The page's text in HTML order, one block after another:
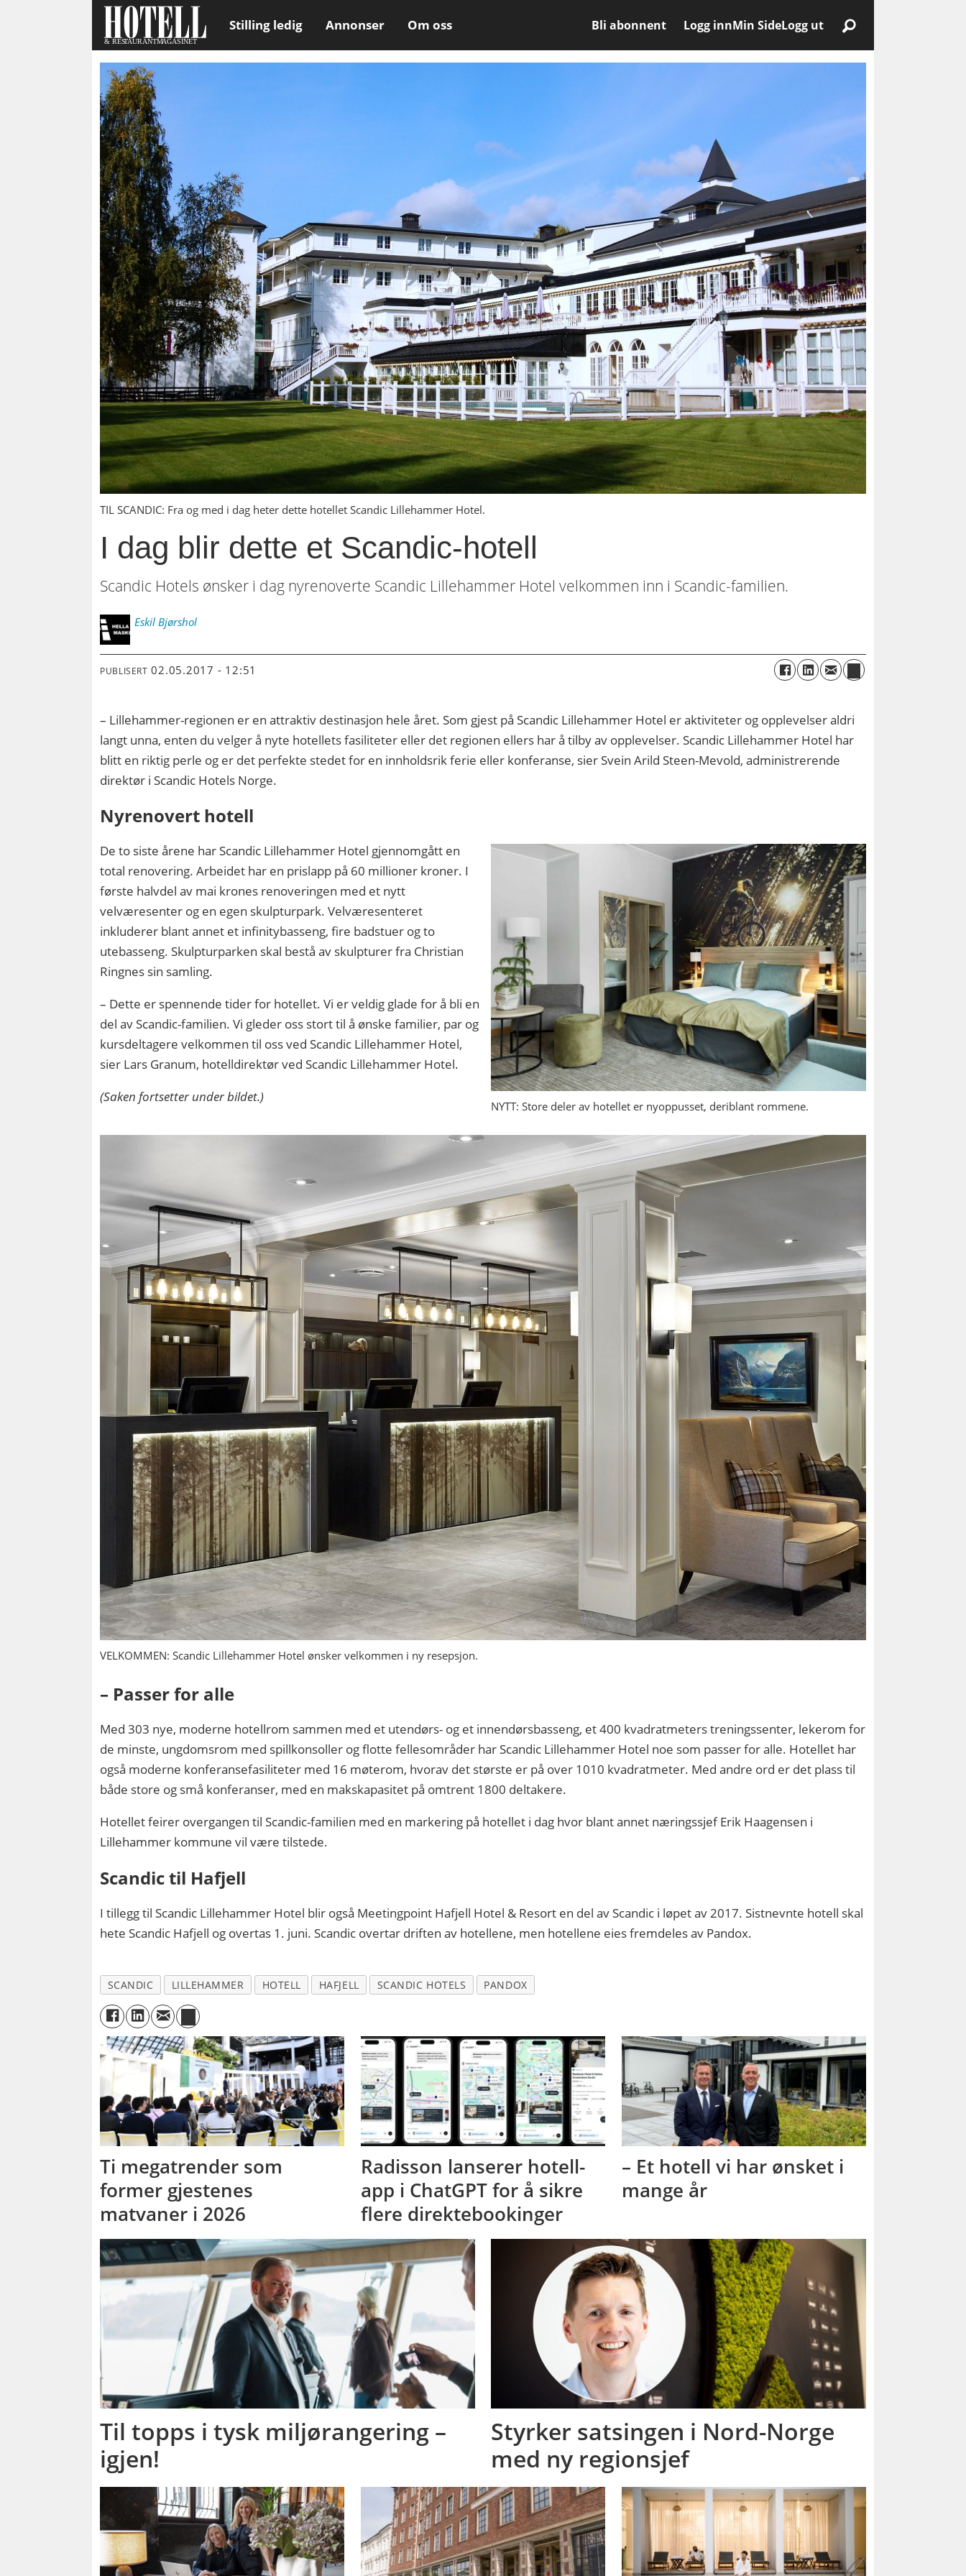
Stilling ledig Annonser Om oss Bli abonnent Logg innMin SideLogg ut
TIL SCANDIC: Fra og med i dag heter dette hotellet Scandic Lillehammer Hotel.
I dag blir dette et Scandic-hotell
Scandic Hotels ønsker i dag nyrenoverte Scandic Lillehammer Hotel velkommen inn i Scandic-familien.
Eskil Bjørshol
PUBLISERT 02.05.2017 - 12:51
– Lillehammer-regionen er en attraktiv destinasjon hele året. Som gjest på Scandic Lillehammer Hotel er aktiviteter og opplevelser aldri
langt unna, enten du velger å nyte hotellets fasiliteter eller det regionen ellers har å tilby av opplevelser. Scandic Lillehammer Hotel har
blitt en riktig perle og er det perfekte stedet for en innholdsrik ferie eller konferanse, sier Svein Arild Steen-Mevold, administrerende
direktør i Scandic Hotels Norge.
Nyrenovert hotell
NYTT: Store deler av hotellet er nyoppusset, deriblant rommene.
De to siste årene har Scandic Lillehammer Hotel gjennomgått en
total renovering. Arbeidet har en prislapp på 60 millioner kroner. I
første halvdel av mai krones renoveringen med et nytt
velværesenter og en egen skulpturpark. Velværesenteret
inkluderer blant annet et infinitybasseng, fire badstuer og to
utebasseng. Skulpturparken skal bestå av skulpturer fra Christian
Ringnes sin samling.
– Dette er spennende tider for hotellet. Vi er veldig glade for å bli en
del av Scandic-familien. Vi gleder oss stort til å ønske familier, par og
kursdeltagere velkommen til oss ved Scandic Lillehammer Hotel,
sier Lars Granum, hotelldirektør ved Scandic Lillehammer Hotel.
(Saken fortsetter under bildet.)
VELKOMMEN: Scandic Lillehammer Hotel ønsker velkommen i ny resepsjon.
– Passer for alle
Med 303 nye, moderne hotellrom sammen med et utendørs- og et innendørsbasseng, et 400 kvadratmeters treningssenter, lekerom for
de minste, ungdomsrom med spillkonsoller og flotte fellesområder har Scandic Lillehammer Hotel noe som passer for alle. Hotellet har
også moderne konferansefasiliteter med 16 møterom, hvorav det største er på over 1010 kvadratmeter. Med andre ord er det plass til
både store og små konferanser, med en makskapasitet på omtrent 1800 deltakere.
Hotellet feirer overgangen til Scandic-familien med en markering på hotellet i dag hvor blant annet næringssjef Erik Haagensen i
Lillehammer kommune vil være tilstede.
Scandic til Hafjell
I tillegg til Scandic Lillehammer Hotel blir også Meetingpoint Hafjell Hotel & Resort en del av Scandic i løpet av 2017. Sistnevnte hotell skal
hete Scandic Hafjell og overtas 1. juni. Scandic overtar driften av hotellene, men hotellene eies fremdeles av Pandox.
SCANDIC LILLEHAMMER HOTELL HAFJELL SCANDIC HOTELS PANDOX
Ti megatrender som
former gjestenes
matvaner i 2026
Radisson lanserer hotell-
app i ChatGPT for å sikre
flere direktebookinger
– Et hotell vi har ønsket i
mange år
Til topps i tysk miljørangering –
igjen!
Styrker satsingen i Nord-Norge
med ny regionsjef